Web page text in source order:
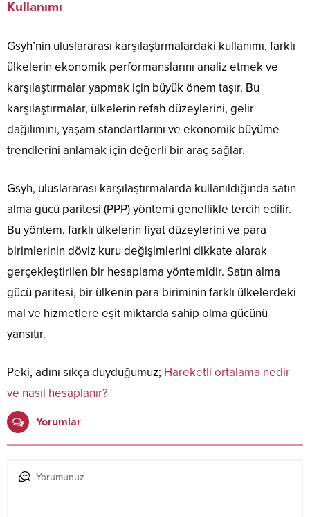
Kullanımı
Gsyh’nin uluslararası karşılaştırmalardaki kullanımı, farklı
ülkelerin ekonomik performanslarını analiz etmek ve
karşılaştırmalar yapmak için büyük önem taşır. Bu
karşılaştırmalar, ülkelerin refah düzeylerini, gelir
dağılımını, yaşam standartlarını ve ekonomik büyüme
trendlerini anlamak için değerli bir araç sağlar.
Gsyh, uluslararası karşılaştırmalarda kullanıldığında satın
alma gücü paritesi (PPP) yöntemi genellikle tercih edilir.
Bu yöntem, farklı ülkelerin fiyat düzeylerini ve para
birimlerinin döviz kuru değişimlerini dikkate alarak
gerçekleştirilen bir hesaplama yöntemidir. Satın alma
gücü paritesi, bir ülkenin para biriminin farklı ülkelerdeki
mal ve hizmetlere eşit miktarda sahip olma gücünü
yansıtır.
Peki, adını sıkça duyduğumuz; Hareketli ortalama nedir
ve nasıl hesaplanır?
Yorumlar